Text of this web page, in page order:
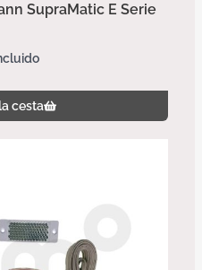
SupraMatic E Serie
cesta